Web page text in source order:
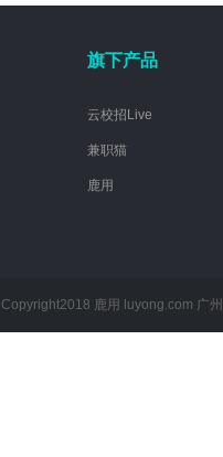
旗下产品
云校招Live
兼职猫
鹿用
Copyright2018 鹿用 luyong.com 广